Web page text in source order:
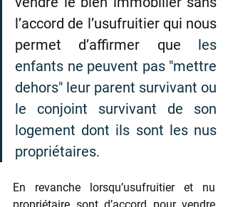
l’accord de l’usufruitier qui nous
permet d’affirmer que les
enfants ne peuvent pas "mettre
dehors" leur parent survivant ou
le conjoint survivant de son
logement dont ils sont les nus
propriétaires.
En revanche lorsqu’usufruitier et nu